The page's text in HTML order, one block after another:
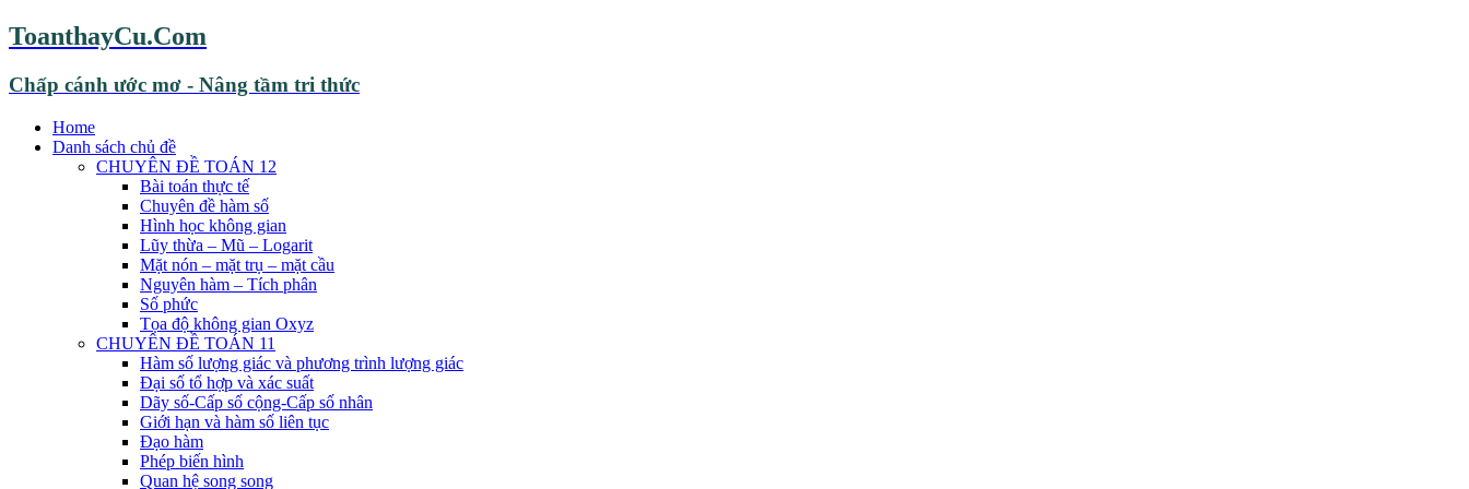
ToanthayCu.Com
Chấp cánh ước mơ - Nâng tầm tri thức
Home
Danh sách chủ đề
CHUYÊN ĐỀ TOÁN 12
Bài toán thực tế
Chuyên đề hàm số
Hình học không gian
Lũy thừa – Mũ – Logarit
Mặt nón – mặt trụ – mặt cầu
Nguyên hàm – Tích phân
Số phức
Tọa độ không gian Oxyz
CHUYÊN ĐỀ TOÁN 11
Hàm số lượng giác và phương trình lượng giác
Đại số tổ hợp và xác suất
Dãy số-Cấp số cộng-Cấp số nhân
Giới hạn và hàm số liên tục
Đạo hàm
Phép biến hình
Quan hệ song song